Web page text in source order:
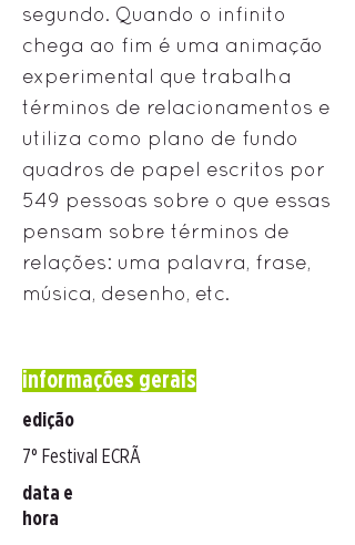
segundo. Quando o infinito
chega ao fim é uma animação
experimental que trabalha
términos de relacionamentos e
utiliza como plano de fundo
quadros de papel escritos por
549 pessoas sobre o que essas
pensam sobre términos de
relações: uma palavra, frase,
música, desenho, etc.
informações gerais
edição
7° Festival ECRÃ
data e
hora